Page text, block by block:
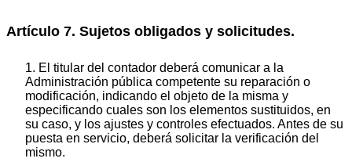
Artículo 7. Sujetos obligados y solicitudes.
1. El titular del contador deberá comunicar a la
Administración pública competente su reparación o
modificación, indicando el objeto de la misma y
especificando cuales son los elementos sustituidos, en
su caso, y los ajustes y controles efectuados. Antes de su
puesta en servicio, deberá solicitar la verificación del
mismo.